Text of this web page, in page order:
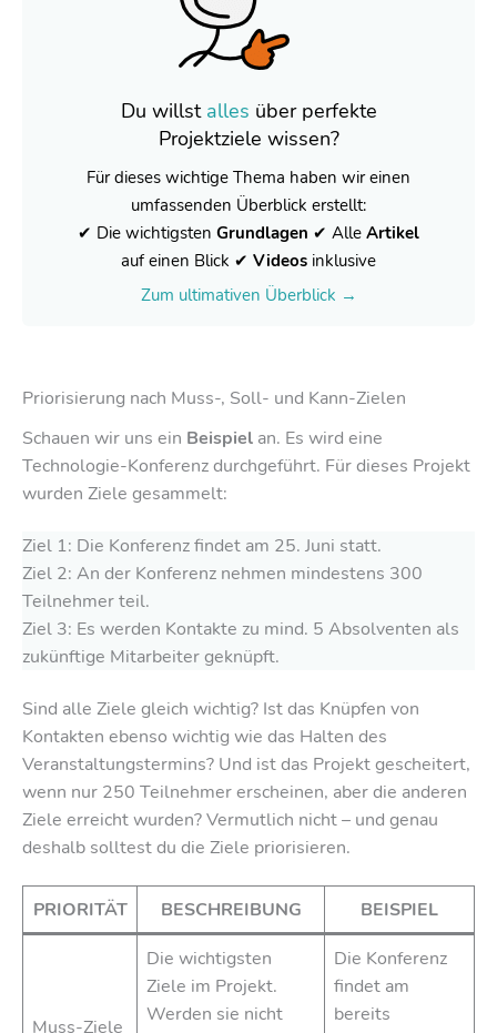
Du willst alles über perfekte
Projektziele wissen?
Für dieses wichtige Thema haben wir einen
umfassenden Überblick erstellt:
✔ Die wichtigsten Grundlagen ✔ Alle Artikel
auf einen Blick ✔ Videos inklusive
Zum ultimativen Überblick →
Priorisierung nach Muss-, Soll- und Kann-Zielen
Schauen wir uns ein Beispiel an. Es wird eine
Technologie-Konferenz durchgeführt. Für dieses Projekt
wurden Ziele gesammelt:
Ziel 1: Die Konferenz findet am 25. Juni statt.
Ziel 2: An der Konferenz nehmen mindestens 300
Teilnehmer teil.
Ziel 3: Es werden Kontakte zu mind. 5 Absolventen als
zukünftige Mitarbeiter geknüpft.
Sind alle Ziele gleich wichtig? Ist das Knüpfen von
Kontakten ebenso wichtig wie das Halten des
Veranstaltungstermins? Und ist das Projekt gescheitert,
wenn nur 250 Teilnehmer erscheinen, aber die anderen
Ziele erreicht wurden? Vermutlich nicht – und genau
deshalb solltest du die Ziele priorisieren.
PRIORITÄT BESCHREIBUNG BEISPIEL
Muss-Ziele
Die wichtigsten
Ziele im Projekt.
Werden sie nicht
Die Konferenz
findet am
bereits